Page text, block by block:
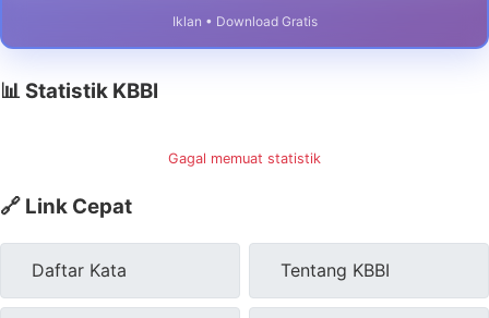
Iklan • Download Gratis
📊 Statistik KBBI
Gagal memuat statistik
🔗 Link Cepat
Daftar Kata Tentang KBBI